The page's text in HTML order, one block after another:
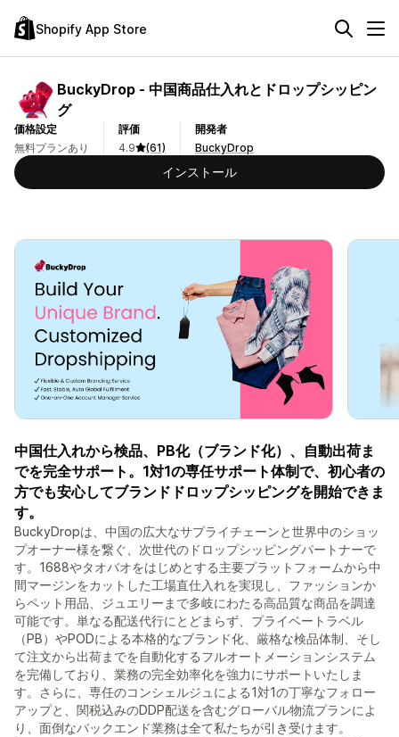
Shopify App Store
BuckyDrop ‑ 中国商品仕入れとドロップシッピン
グ
価格設定
無料プランあり
評価
4.9
(61)
開発者
BuckyDrop
インストール
中国仕入れから検品、PB化（ブランド化）、自動出荷ま
でを完全サポート。1対1の専任サポート体制で、初心者の
方でも安心してブランドドロップシッピングを開始できま
す。
BuckyDropは、中国の広大なサプライチェーンと世界中のショッ
プオーナー様を繋ぐ、次世代のドロップシッピングパートナーで
す。1688やタオバオをはじめとする主要プラットフォームから中
間マージンをカットした工場直仕入れを実現し、ファッションか
らペット用品、ジュエリーまで多岐にわたる高品質な商品を調達
可能です。単なる配送代行にとどまらず、プライベートラベル
（PB）やPODによる本格的なブランド化、厳格な検品体制、そし
て注文から出荷までを自動化するフルオートメーションシステム
を完備しており、業務の完全効率化を強力にサポートいたしま
す。さらに、専任のコンシェルジュによる1対1の丁寧なフォロー
アップと、関税込みのDDP配送を含むグローバル物流プランによ
り、面倒なバックエンド業務は全て私たちが引き受けます。